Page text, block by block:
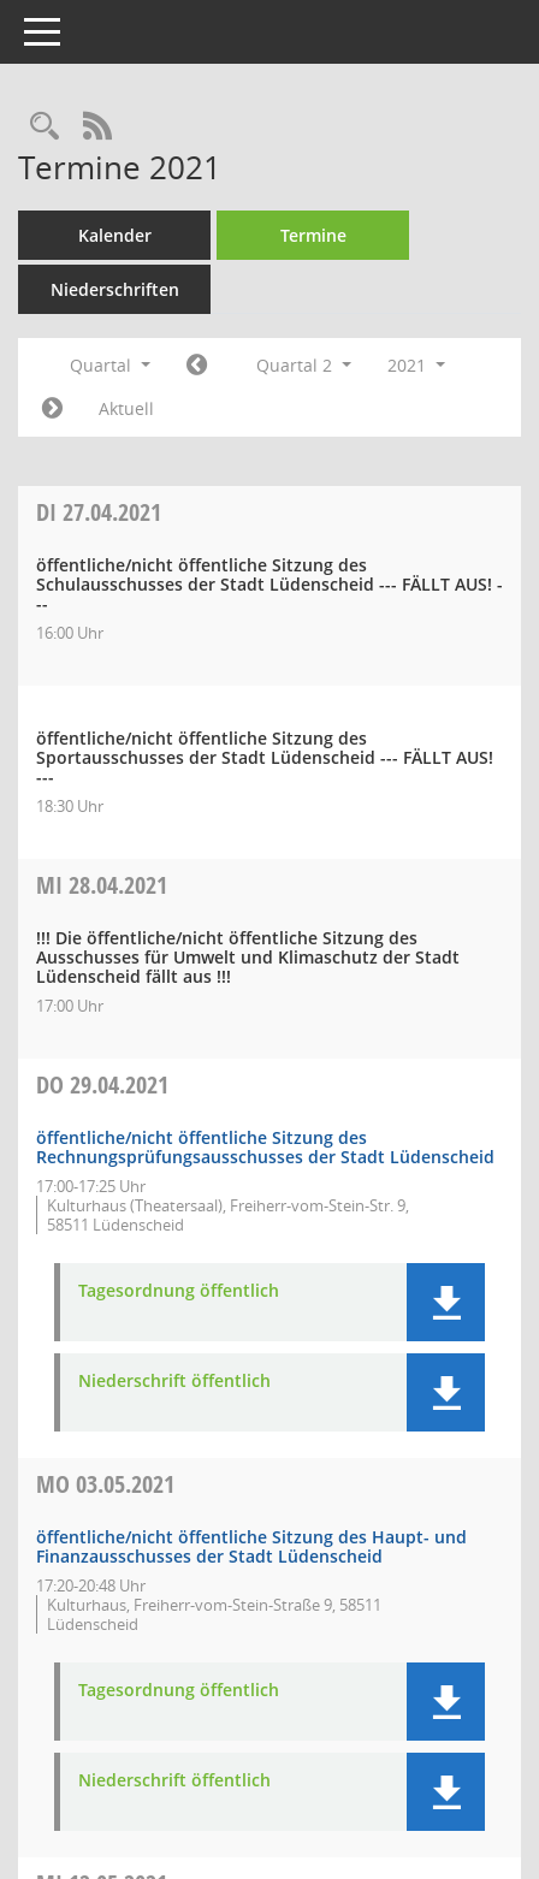
Toggle navigation
Rechercheauswahl
RSS-Feed
Termine 2021
Kalender Termine
Niederschriften
Quartal Quartal 2
2021
Aktuell
DI 27.04.2021
öffentliche/nicht öffentliche Sitzung des
Schulausschusses der Stadt Lüdenscheid --- FÄLLT AUS! -
--
16:00 Uhr
öffentliche/nicht öffentliche Sitzung des
Sportausschusses der Stadt Lüdenscheid --- FÄLLT AUS!
---
18:30 Uhr
MI 28.04.2021
!!! Die öffentliche/nicht öffentliche Sitzung des
Ausschusses für Umwelt und Klimaschutz der Stadt
Lüdenscheid fällt aus !!!
17:00 Uhr
DO 29.04.2021
öffentliche/nicht öffentliche Sitzung des
Rechnungsprüfungsausschusses der Stadt Lüdenscheid
17:00-17:25 Uhr
Kulturhaus (Theatersaal), Freiherr-vom-Stein-Str. 9,
58511 Lüdenscheid
Tagesordnung öffentlich
Niederschrift öffentlich
MO 03.05.2021
öffentliche/nicht öffentliche Sitzung des Haupt- und
Finanzausschusses der Stadt Lüdenscheid
17:20-20:48 Uhr
Kulturhaus, Freiherr-vom-Stein-Straße 9, 58511
Lüdenscheid
Tagesordnung öffentlich
Niederschrift öffentlich